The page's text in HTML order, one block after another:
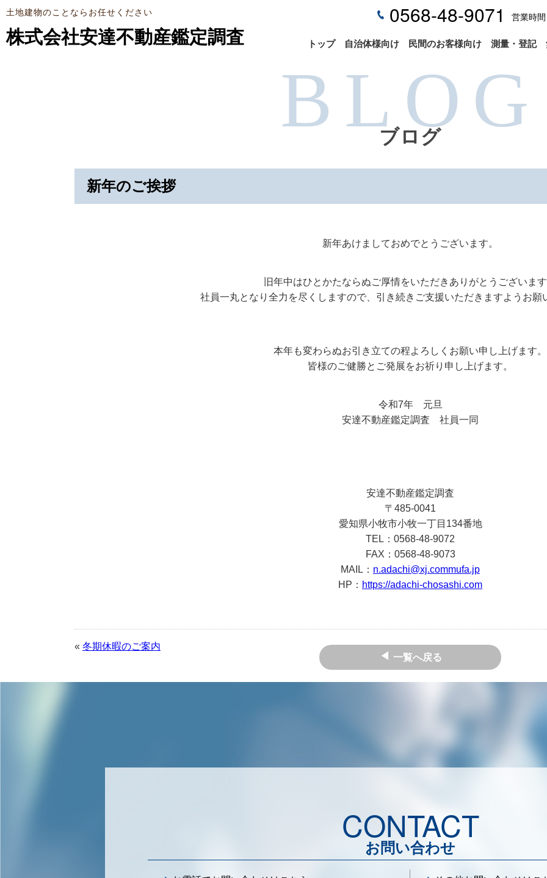
土地建物のことならお任せください
株式会社安達不動産鑑定調査
0568-48-9071 営業時
トップ 自治体様向け 民間のお客様向け 測量・登記
BLOG
ブログ
新年のご挨拶
新年あけましておめでとうございます。
旧年中はひとかたならぬご厚情をいただきありがとうございま
社員一丸となり全力を尽くしますので、引き続きご支援いただきますようお願
本年も変わらぬお引き立ての程よろしくお願い申し上げます。
皆様のご健勝とご発展をお祈り申し上げます。
令和7年 元旦
安達不動産鑑定調査 社員一同
安達不動産鑑定調査
〒485-0041
愛知県小牧市小牧一丁目134番地
TEL：0568-48-9072
FAX：0568-48-9073
MAIL： n.adachi@xj.commufa.jp
HP： https://adachi-chosashi.com
« 冬期休暇のご案内
一覧へ戻る
CONTACT
お問い合わせ